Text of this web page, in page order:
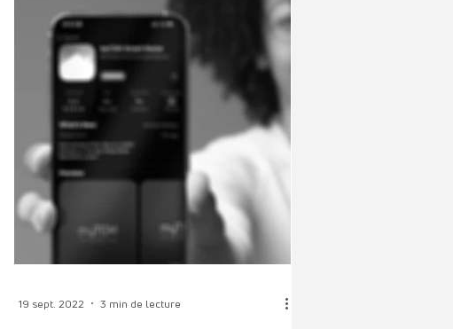
19 sept. 2022 3 min de lecture